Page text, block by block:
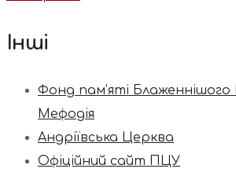
Інші
Фонд пам’яті
Мефодія
Андріївська Церква
Офіційний сайт ПЦУ